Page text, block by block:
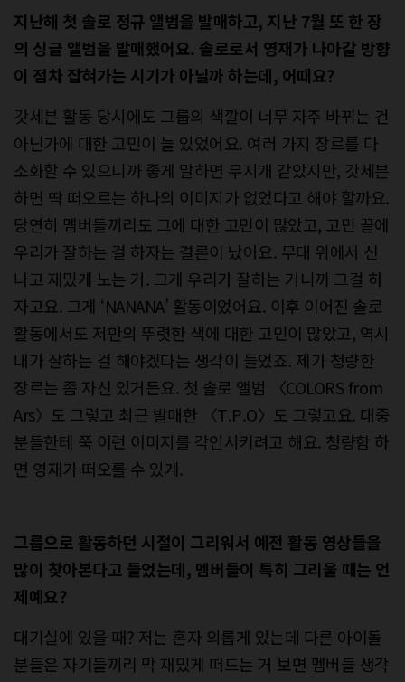
지난해 첫 솔로 정규 앨범을 발매하고, 지난 7월 또 한 장
의 싱글 앨범을 발매했어요. 솔로로서 영재가 나아갈 방향
이 점차 잡혀가는 시기가 아닐까 하는데, 어때요?
갓세븐 활동 당시에도 그룹의 색깔이 너무 자주 바뀌는 건
아닌가에 대한 고민이 늘 있었어요. 여러 가지 장르를 다
소화할 수 있으니까 좋게 말하면 무지개 같았지만, 갓세븐
하면 딱 떠오르는 하나의 이미지가 없었다고 해야 할까요.
당연히 멤버들끼리도 그에 대한 고민이 많았고, 고민 끝에
우리가 잘하는 걸 하자는 결론이 났어요. 무대 위에서 신
나고 재밌게 노는 거. 그게 우리가 잘하는 거니까 그걸 하
자고요. 그게 ‘NANANA’ 활동이었어요. 이후 이어진 솔로
활동에서도 저만의 뚜렷한 색에 대한 고민이 많았고, 역시
내가 잘하는 걸 해야겠다는 생각이 들었죠. 제가 청량한
장르는 좀 자신 있거든요. 첫 솔로 앨범 〈COLORS from
Ars〉도 그렇고 최근 발매한 〈T.P.O〉도 그렇고요. 대중
분들한테 쭉 이런 이미지를 각인시키려고 해요. 청량함 하
면 영재가 떠오를 수 있게.
그룹으로 활동하던 시절이 그리워서 예전 활동 영상들을
많이 찾아본다고 들었는데, 멤버들이 특히 그리울 때는 언
제예요?
대기실에 있을 때? 저는 혼자 외롭게 있는데 다른 아이돌
분들은 자기들끼리 막 재밌게 떠드는 거 보면 멤버들 생각